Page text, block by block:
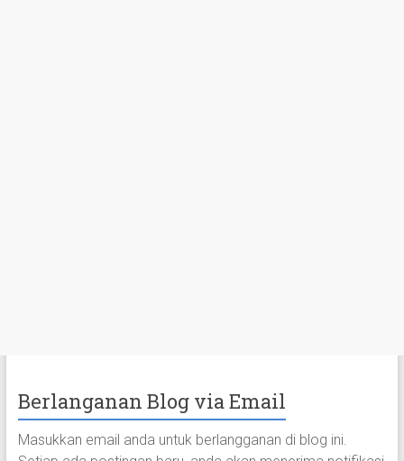
Berlanganan Blog via Email
Masukkan email anda untuk berlangganan di blog ini.